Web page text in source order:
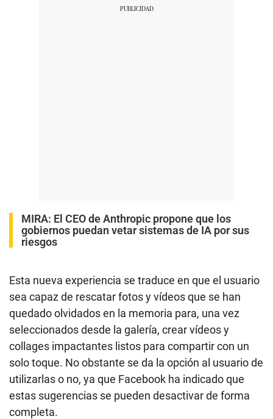
MIRA: El CEO de Anthropic propone que los
gobiernos puedan vetar sistemas de IA por sus
riesgos
Esta nueva experiencia se traduce en que el usuario
sea capaz de rescatar fotos y vídeos que se han
quedado olvidados en la memoria para, una vez
seleccionados desde la galería, crear vídeos y
collages impactantes listos para compartir con un
solo toque. No obstante se da la opción al usuario de
utilizarlas o no, ya que Facebook ha indicado que
estas sugerencias se pueden desactivar de forma
completa.